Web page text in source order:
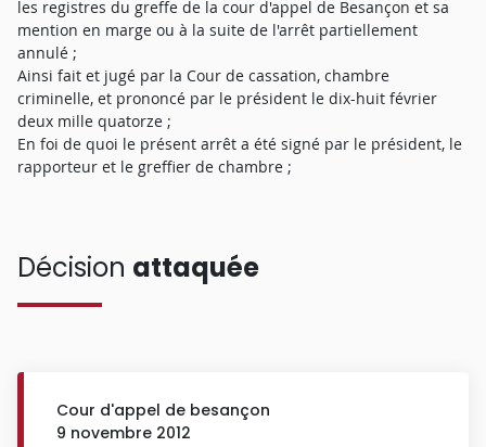
les registres du greffe de la cour d'appel de Besançon et sa
mention en marge ou à la suite de l'arrêt partiellement
annulé ;
Ainsi fait et jugé par la Cour de cassation, chambre
criminelle, et prononcé par le président le dix-huit février
deux mille quatorze ;
En foi de quoi le présent arrêt a été signé par le président, le
rapporteur et le greffier de chambre ;
Décision attaquée
Cour d'appel de besançon
9 novembre 2012